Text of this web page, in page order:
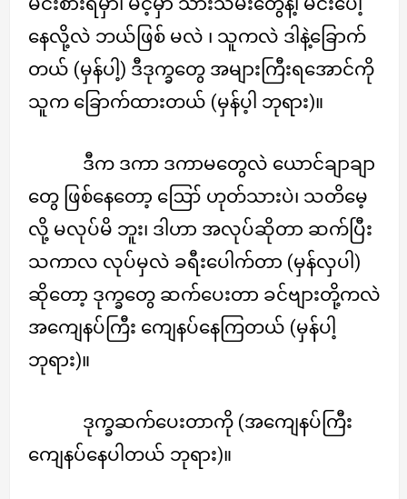
နေလို့လဲ ဘယ်ဖြစ် မလဲ ၊ သူကလဲ ဒါနဲ့ခြောက်
တယ် (မှန်ပါ့) ဒီဒုက္ခတွေ အများကြီးရအောင်ကို
သူက ခြောက်ထားတယ် (မှန်ပ့ါ ဘုရား)။
ဒီက ဒကာ ဒကာမတွေလဲ ယောင်ချာချာ
တွေ ဖြစ်နေတော့ ဪ ဟုတ်သားပဲ၊ သတိမေ့
လို့ မလုပ်မိ ဘူး၊ ဒါဟာ အလုပ်ဆိုတာ ဆက်ပြီး
သကာလ လုပ်မှလဲ ခရီးပေါက်တာ (မှန်လှပါ)
ဆိုတော့ ဒုက္ခတွေ ဆက်ပေးတာ ခင်ဗျားတို့ကလဲ
အကျေနပ်ကြီး ကျေနပ်နေကြတယ် (မှန်ပါ့
ဘုရား)။
ဒုက္ခဆက်ပေးတာကို (အကျေနပ်ကြီး
ကျေနပ်နေပါတယ် ဘုရား)။